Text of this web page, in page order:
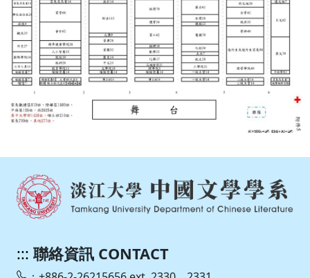
::: 聯絡資訊 CONTACT